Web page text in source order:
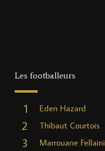
Les footballeurs
1 Eden Hazard
2 Thibaut Courtois
3 Marrouane Fellaini